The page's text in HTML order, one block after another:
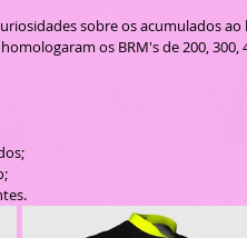
os BRM's de 200, 300,